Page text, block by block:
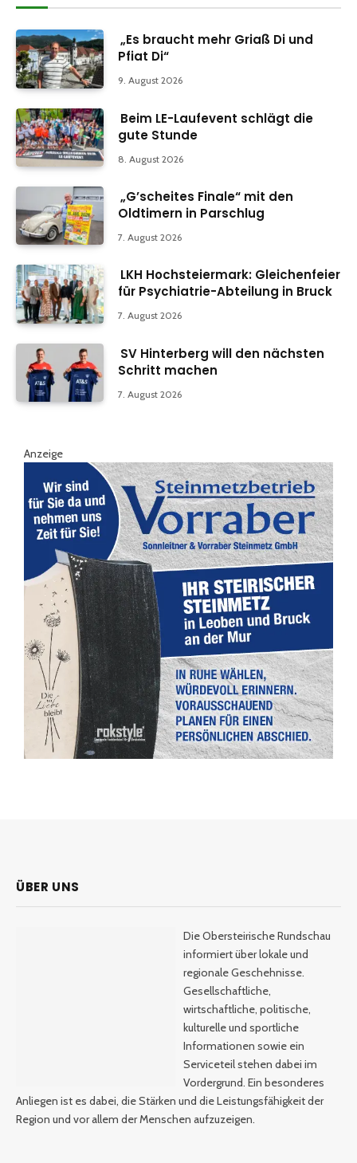
„Es braucht mehr Griaß Di und
Pfiat Di“
9. August 2026
Beim LE-Laufevent schlägt die
gute Stunde
8. August 2026
„G’scheites Finale“ mit den
Oldtimern in Parschlug
7. August 2026
LKH Hochsteiermark: Gleichenfeier
für Psychiatrie-Abteilung in Bruck
7. August 2026
SV Hinterberg will den nächsten
Schritt machen
7. August 2026
Anzeige
ÜBER UNS
Die Obersteirische Rundschau
informiert über lokale und
regionale Geschehnisse.
Gesellschaftliche,
wirtschaftliche, politische,
kulturelle und sportliche
Informationen sowie ein
Serviceteil stehen dabei im
Vordergrund. Ein besonderes
Anliegen ist es dabei, die Stärken und die Leistungsfähigkeit der
Region und vor allem der Menschen aufzuzeigen.